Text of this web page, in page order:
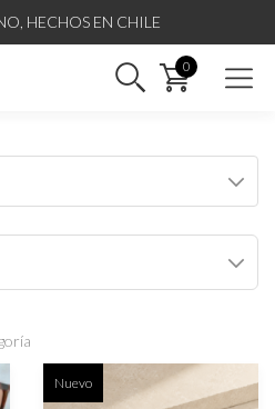
HECHOS EN CHILE
Nuevo